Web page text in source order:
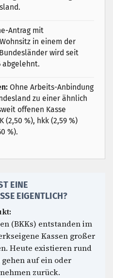
Antrag mit
in einem der
wird seit
abgelehnt.
Ohne Arbeits-Anbindung
zu einer ähnlich
offenen Kasse
(2,50 %), hkk (2,59 %)
%).
EINE
EIGENTLICH?
(BKKs) entstanden im
Kassen großer
Heute existieren rund
gehen auf ein oder
zurück.